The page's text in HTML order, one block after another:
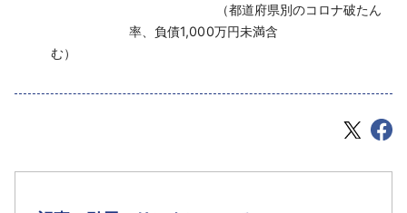
‌ （都道府県別のコロナ破たん
率、負債1,000万円未満含
む）